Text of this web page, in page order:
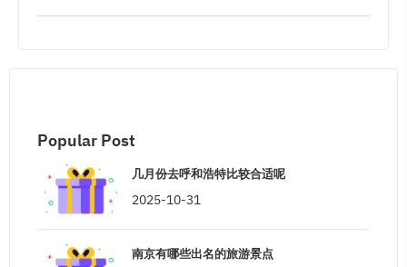
Popular Post
几月份去呼和浩特比较合适呢
2025-10-31
南京有哪些出名的旅游景点